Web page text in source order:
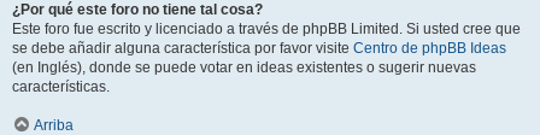
¿Por qué este foro no tiene tal cosa?
Este foro fue escrito y licenciado a través de phpBB Limited. Si usted cree que
se debe añadir alguna característica por favor visite Centro de phpBB Ideas
(en Inglés), donde se puede votar en ideas existentes o sugerir nuevas
características.
Arriba